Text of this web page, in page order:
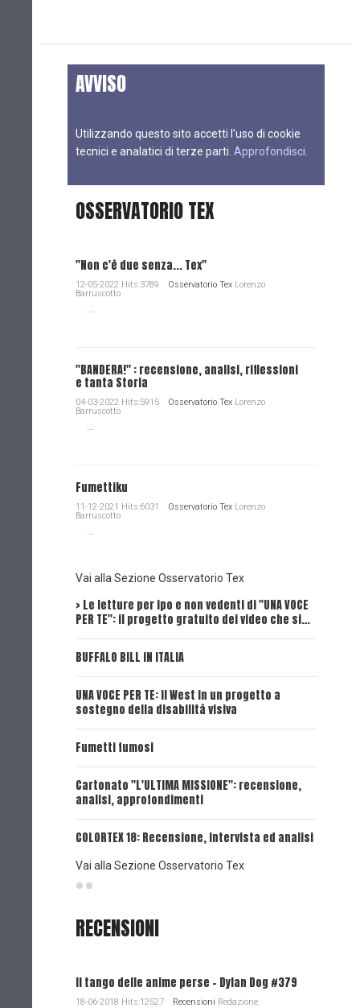
AVVISO
Utilizzando questo sito accetti l’uso di cookie
tecnici e analatici di terze parti. Approfondisci
OSSERVATORIO TEX
"Non c'è due senza... Tex"
12-05-2022 Hits:3789 Osservatorio Tex Lorenzo
Barruscotto
...
"BANDERA!" : recensione, analisi, riflessioni
e tanta Storia
04-03-2022 Hits:5915 Osservatorio Tex Lorenzo
Barruscotto
...
Fumettiku
11-12-2021 Hits:6031 Osservatorio Tex Lorenzo
Barruscotto
...
Vai alla Sezione Osservatorio Tex
> Le letture per ipo e non vedenti di "UNA VOCE
PER TE": il progetto gratuito dei video che si…
BUFFALO BILL IN ITALIA
UNA VOCE PER TE: il West in un progetto a
sostegno della disabilità visiva
Fumetti fumosi
Cartonato "L'ULTIMA MISSIONE": recensione,
analisi, approfondimenti
COLORTEX 18: Recensione, intervista ed analisi
Vai alla Sezione Osservatorio Tex
RECENSIONI
Il tango delle anime perse - Dylan Dog #379
18-06-2018 Hits:12527 Recensioni Redazione